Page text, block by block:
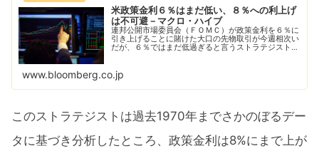
米政策金利６％はまだ低い、８％への利上げ
は不可避－マクロ・ハイブ
連邦公開市場委員会（ＦＯＭＣ）が政策金利を６％に
引き上げることに賭けた大口の先物取引が今週相次い
だが、６％ではまだ低過ぎると言うストラテジストが
www.bloomberg.co.jp
このストラテジストは過去1970年までさかのぼるデー
タに基づき分析したところ、政策金利は8%にまで上が